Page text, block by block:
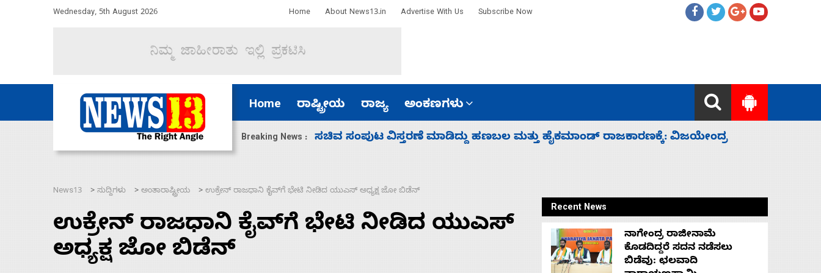
Wednesday, 5th August 2026 Home About News13.in Advertise With Us Subscribe Now
Home ರಾಷ್ಟ್ರೀಯ ರಾಜ್ಯ ಅಂಕಣಗಳು
Breaking News :
ಹಣಬಲ ಮತ್ತು ಹೈಕಮಾಂಡ್ ರಾಜಕಾರಣಕ್ಕೆ: ವಿಜಯೇಂದ್ರ ‘ಕಳೆದ 3-4 ವರ್ಷಗಳಲ್ಲಿ 40 ಲಷ್ಕರ್ ಸದಸ್ಯರನ್ನು ಸದ್ದಿಲ್ಲದೆ ಮುಗಿಸಿದೆ ಭಾರತ
News13 > ಸುದ್ದಿಗಳು > ಅಂತಾರಾಷ್ಟ್ರೀಯ > ಉಕ್ರೇನ್‌ ರಾಜಧಾನಿ ಕೈವ್‌ಗೆ ಭೇಟಿ ನೀಡಿದ ಯುಎಸ್‌ ಅಧ್ಯಕ್ಷ ಜೋ ಬಿಡೆನ್
ಉಕ್ರೇನ್‌ ರಾಜಧಾನಿ ಕೈವ್‌ಗೆ ಭೇಟಿ ನೀಡಿದ ಯುಎಸ್‌
ಅಧ್ಯಕ್ಷ ಜೋ ಬಿಡೆನ್
Recent News
ನಾಗೇಂದ್ರ ರಾಜೀನಾಮೆ
ಕೊಡದಿದ್ದರೆ ಸದನ ನಡೆಸಲು
ಬಿಡೆವು: ಛಲವಾದಿ